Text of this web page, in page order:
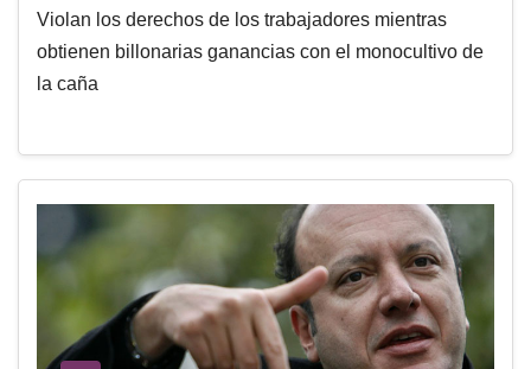
Violan los derechos de los trabajadores mientras
obtienen billonarias ganancias con el monocultivo de
la caña